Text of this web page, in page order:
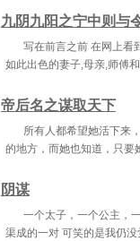
第五十八章 众志成城破
第六十一章 半师父好威
第七十章 又见血红骷髅
第七十六章 婉儿泄露机密
九阴九阳之宁中则与
写在前言之前 在网上看
如此出色的妻子,母亲,师傅
帝后名之谋取天下
所有人都希望她活下来
的地方，而她也知道，只要
阴谋
一个太子，一个公主，
渠成的一对 可笑的是我仍